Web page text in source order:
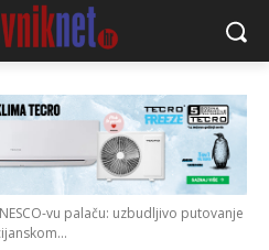
vu palaču: uzbudljivo putovanje